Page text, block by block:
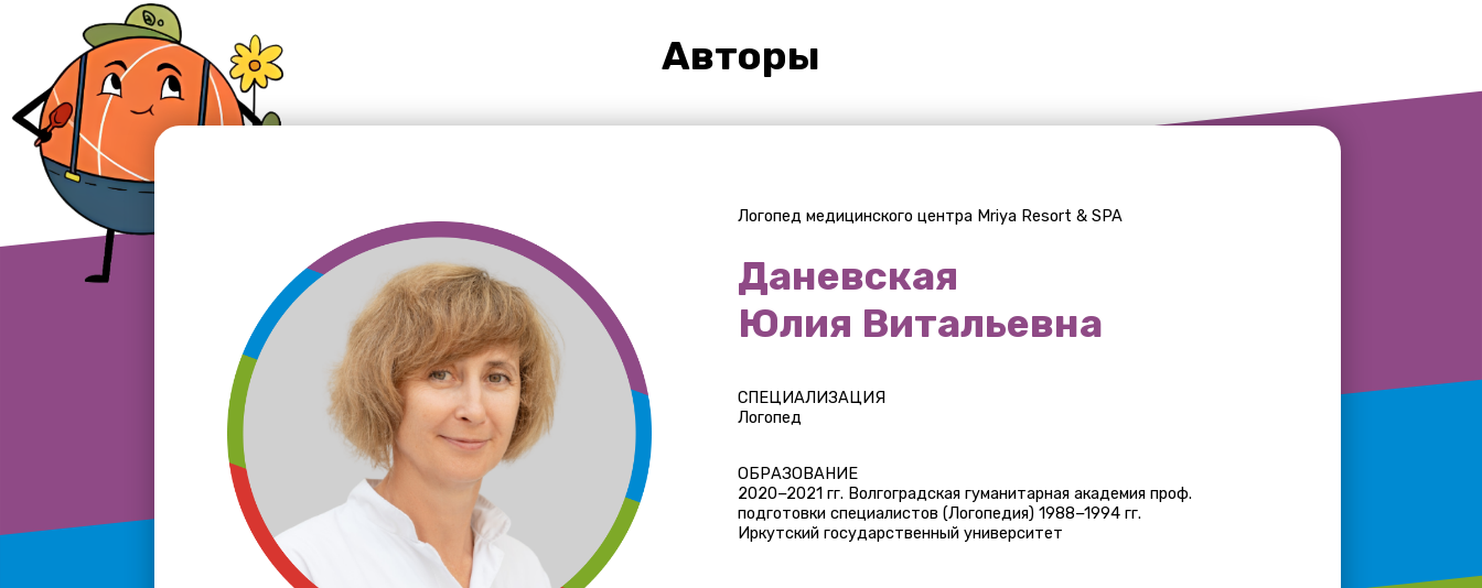
Логопед медицинского центра Mriya Resort & SPA
Юлия Витальевна
СПЕЦИАЛИЗАЦИЯ
ОБРАЗОВАНИЕ
2020−2021 гг. Волгоградская гуманитарная академия проф.
подготовки специалистов (Логопедия) 1988−1994 гг.
Иркутский государственный университет
Подробнее о логопеде можно узнать на сайте